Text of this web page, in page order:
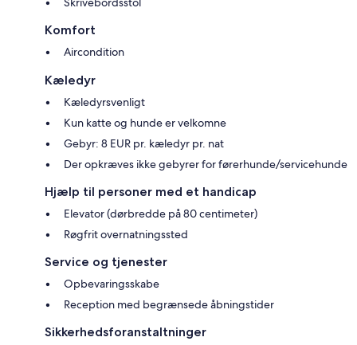
Komfort
Aircondition
Kæledyr
Kæledyrsvenligt
Kun katte og hunde er velkomne
Gebyr: 8 EUR pr. kæledyr pr. nat
Der opkræves ikke gebyrer for førerhunde/servicehunde
Hjælp til personer med et handicap
Elevator (dørbredde på 80 centimeter)
Røgfrit overnatningssted
Service og tjenester
Opbevaringsskabe
Reception med begrænsede åbningstider
Sikkerhedsforanstaltninger